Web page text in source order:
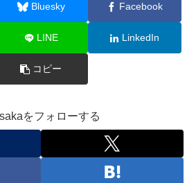
Bluesky Facebook
LINE LinkedIn
コピー
をフォローする